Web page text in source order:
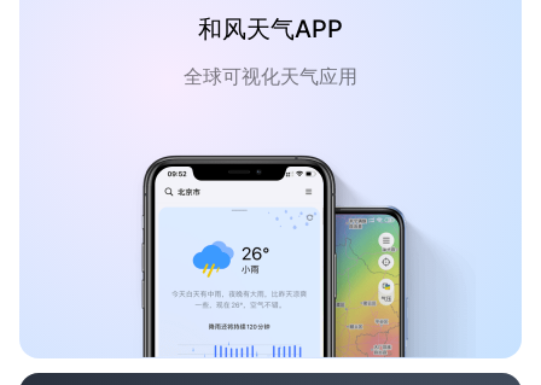
和风天气APP
全球可视化天气应用